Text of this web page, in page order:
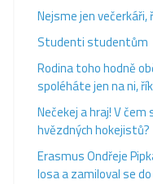
Nejsme jen
Studenti studentům
Rodina toho hodně
spoléháte jen na ni,
Nečekej a hraj! V
hvězdných hokejistů?
Erasmus Ondřeje
losa a zamiloval se